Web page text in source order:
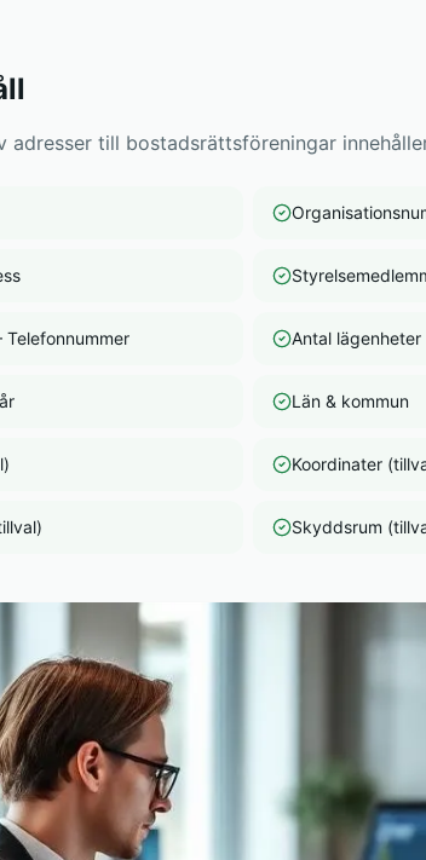
adresser till bostadsrättsföreningar
Telefonnummer Antal lägenheter
Län & kommun
Koordinater
Skyddsrum